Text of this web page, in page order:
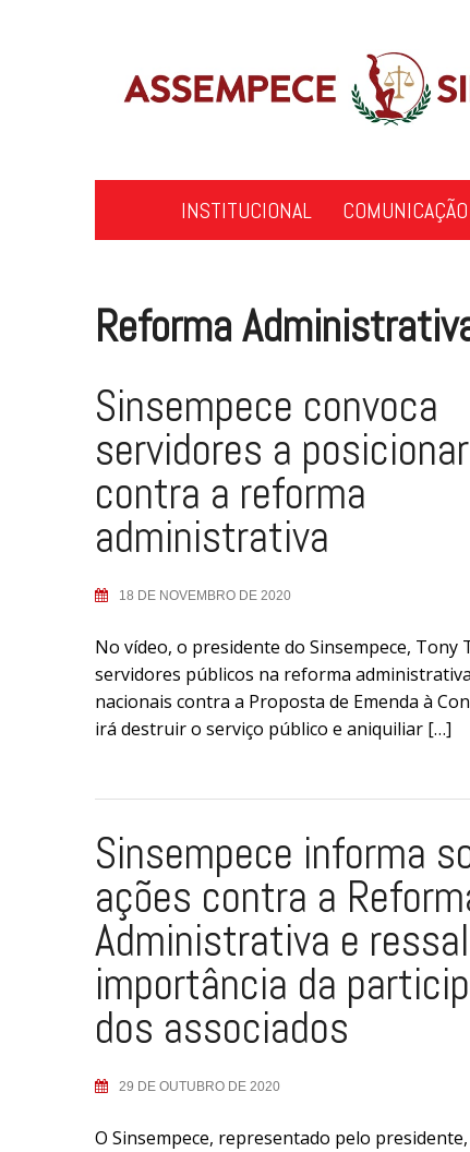
INSTITUCIONAL COMUNICAÇÃO
Reforma
Sinsempece convoca
servidores a
contra a reforma
administrativa
18 DE NOVEMBRO DE 2020
No vídeo, o presidente do Sinsempece,
servidores públicos na reforma
nacionais contra a Proposta de Emenda à
irá destruir o serviço público e aniquiliar […]
Sinsempece informa
ações contra a
Administrativa e
importância da
dos associados
29 DE OUTUBRO DE 2020
O Sinsempece, representado pelo